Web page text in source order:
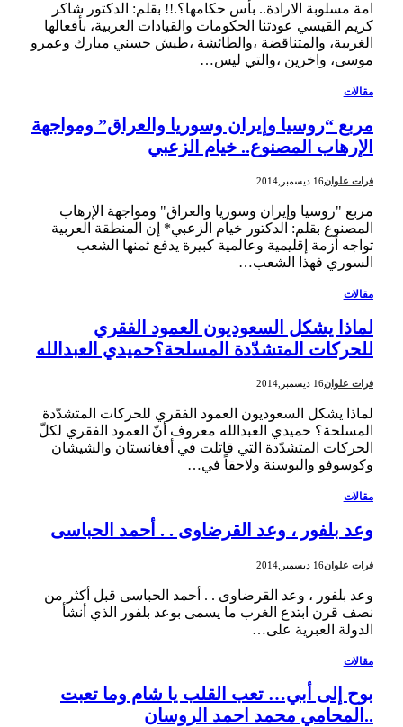
امة مسلوبة الارادة.. بأس حكامها؟.!! بقلم: الدكتور شاكر
كريم القيسي عودتنا الحكومات والقيادات العربية، بأفعالها
الغريبة، والمتناقضة ،والطائشة ،طيش حسني مبارك وعمرو
موسى، واخرين ،والتي ليس…
مقالات
مربع “روسيا وإيران وسوريا والعراق” ومواجهة
الإرهاب المصنوع.. خيام الزعبي
فرات علوان 16 ديسمبر,2014
مربع "روسيا وإيران وسوريا والعراق" ومواجهة الإرهاب
المصنوع بقلم: الدكتور خيام الزعبي* إن المنطقة العربية
تواجه أزمة إقليمية وعالمية كبيرة يدفع ثمنها الشعب
السوري فهذا الشعب…
مقالات
لماذا يشكل السعوديون العمود الفقري
للحركات المتشدّدة المسلحة؟حميدي العبدالله
فرات علوان 16 ديسمبر,2014
لماذا يشكل السعوديون العمود الفقري للحركات المتشدّدة
المسلحة؟ حميدي العبدالله معروف أنّ العمود الفقري لكلّ
الحركات المتشدّدة التي قاتلت في أفغانستان والشيشان
وكوسوفو والبوسنة ولاحقاً في…
مقالات
وعد بلفور ، وعد القرضاوى . . أحمد الحباسى
فرات علوان16 ديسمبر,2014
وعد بلفور ، وعد القرضاوى . . أحمد الحباسى قبل أكثر من
نصف قرن ابتدع الغرب ما يسمى بوعد بلفور الذي أنشأ
الدولة العبرية على…
مقالات
بوح إلى أبي… تعب القلب يا شام وما تعبت
..المحامي محمد احمد الروسان